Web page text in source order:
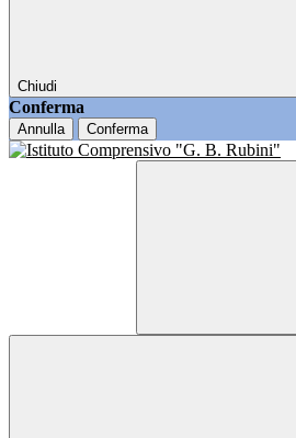
Chiudi
Conferma
Annulla Conferma